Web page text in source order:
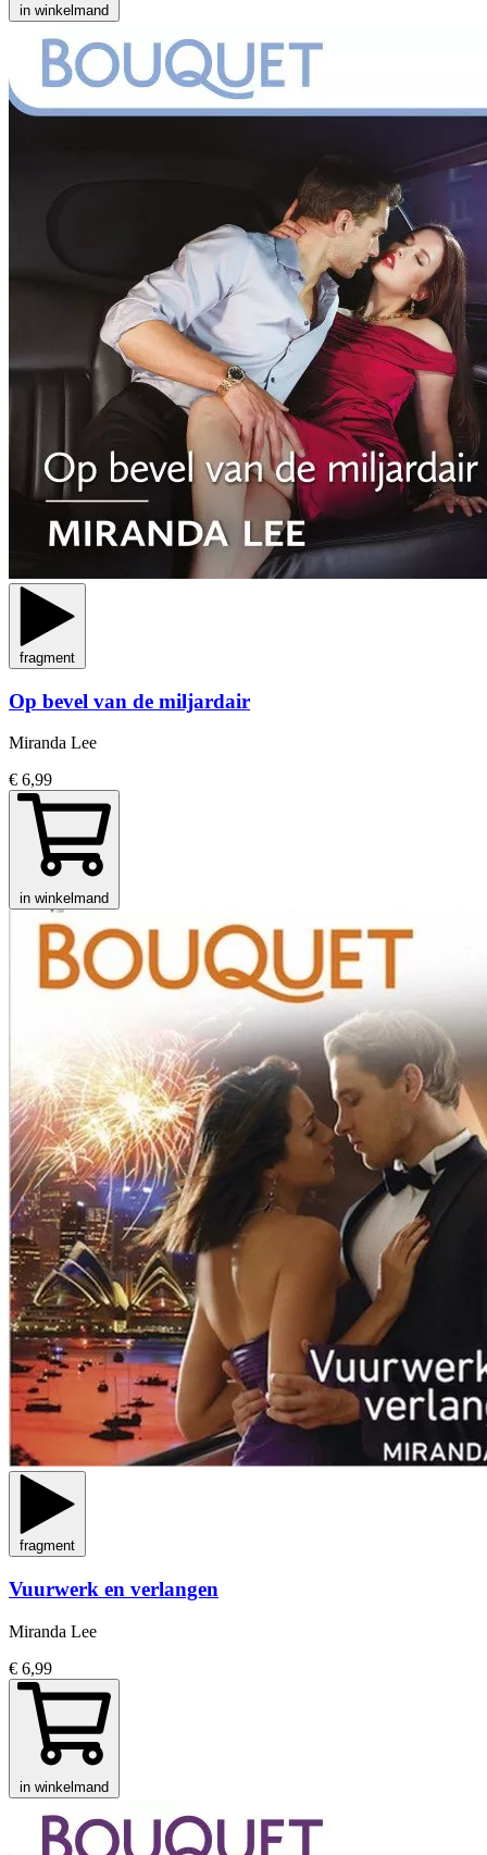
in winkelmand
fragment
Op bevel van de miljardair
Miranda Lee
€ 6,99
in winkelmand
fragment
Vuurwerk en verlangen
Miranda Lee
€ 6,99
in winkelmand